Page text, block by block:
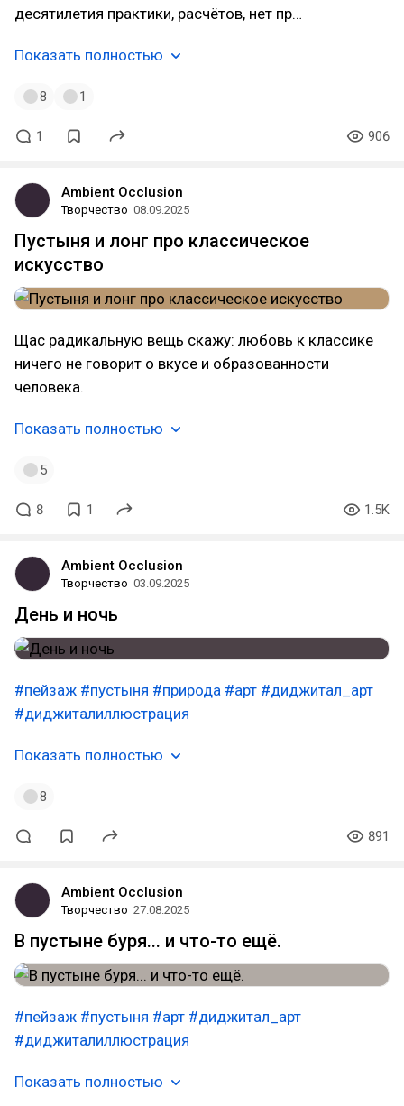
десятилетия практики, расчётов, нет пр…
Показать полностью
8 1
1 906
Ambient Occlusion
Творчество 08.09.2025
Пустыня и лонг про классическое
искусство
Щас радикальную вещь скажу: любовь к классике
ничего не говорит о вкусе и образованности
человека.
Показать полностью
5
8 1 1.5K
Ambient Occlusion
Творчество 03.09.2025
День и ночь
#пейзаж #пустыня #природа #арт #диджитал_арт
#диджиталиллюстрация
Показать полностью
8
891
Ambient Occlusion
Творчество 27.08.2025
В пустыне буря... и что-то ещё.
#пейзаж #пустыня #арт #диджитал_арт
#диджиталиллюстрация
Показать полностью